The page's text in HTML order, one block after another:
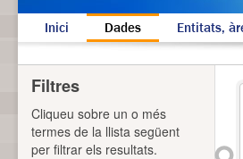
Inici Dades Entitats,
Filtres
Cliqueu sobre un o més
termes de la llista següent
per filtrar els resultats.